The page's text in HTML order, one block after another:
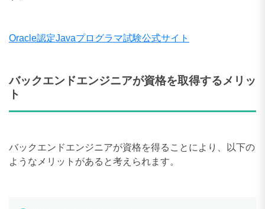
Oracle認定Javaプログラマ試験公式サイト
バックエンドエンジニアが資格を取得するメリッ
ト
バックエンドエンジニアが資格を得ることにより、以下の
ようなメリットがあると考えられます。